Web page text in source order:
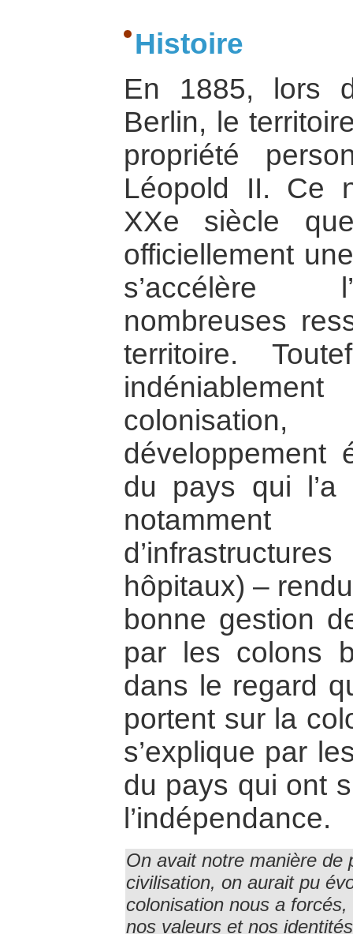
Histoire
En 1885, lors
Berlin, le
propriété
Léopold II. Ce
XXe siècle
officiellement
s’accélère
nombreuses
territoire.
développement
du pays qui l’a
hôpitaux) –
bonne gestion
par les colons
dans le regard
portent sur la
s’explique par
du pays qui ont
l’indépendance.
On avait notre manière de
civilisation, on aurait pu
colonisation nous a
nos valeurs et nos